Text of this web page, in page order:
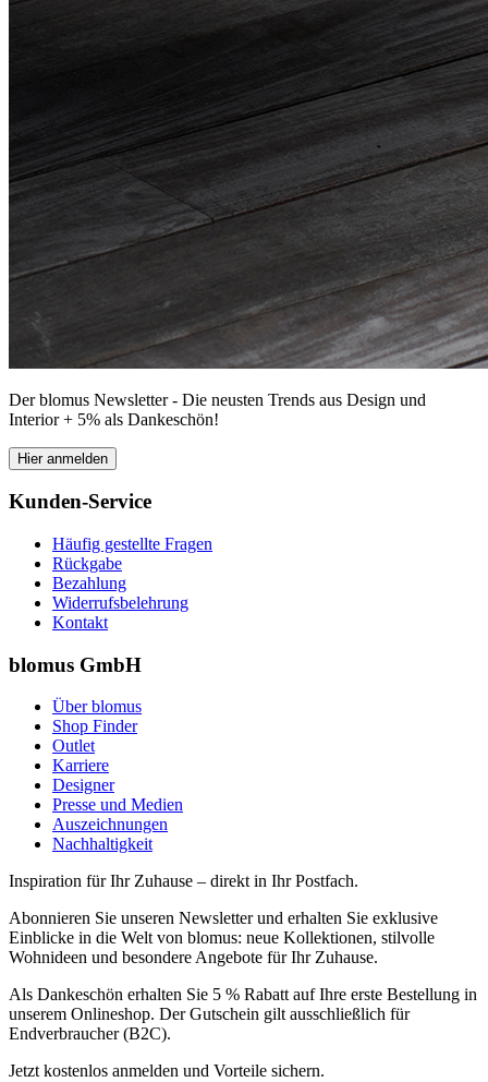
Der blomus Newsletter - Die neusten Trends aus Design und
Interior + 5% als Dankeschön!
Hier anmelden
Kunden-Service
Häufig gestellte Fragen
Rückgabe
Bezahlung
Widerrufsbelehrung
Kontakt
blomus GmbH
Über blomus
Shop Finder
Outlet
Karriere
Designer
Presse und Medien
Auszeichnungen
Nachhaltigkeit
Inspiration für Ihr Zuhause – direkt in Ihr Postfach.
Abonnieren Sie unseren Newsletter und erhalten Sie exklusive
Einblicke in die Welt von blomus: neue Kollektionen, stilvolle
Wohnideen und besondere Angebote für Ihr Zuhause.
Als Dankeschön erhalten Sie 5 % Rabatt auf Ihre erste Bestellung in
unserem Onlineshop. Der Gutschein gilt ausschließlich für
Endverbraucher (B2C).
Jetzt kostenlos anmelden und Vorteile sichern.